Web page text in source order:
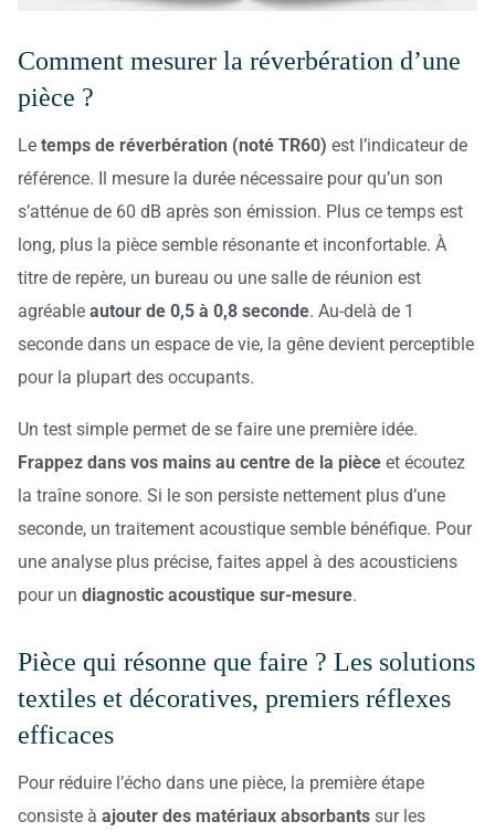
Comment mesurer la réverbération d’une
pièce ?
Le temps de réverbération (noté TR60) est l’indicateur de
référence. Il mesure la durée nécessaire pour qu’un son
s’atténue de 60 dB après son émission. Plus ce temps est
long, plus la pièce semble résonante et inconfortable. À
titre de repère, un bureau ou une salle de réunion est
agréable autour de 0,5 à 0,8 seconde. Au-delà de 1
seconde dans un espace de vie, la gêne devient perceptible
pour la plupart des occupants.
Un test simple permet de se faire une première idée.
Frappez dans vos mains au centre de la pièce et écoutez
la traîne sonore. Si le son persiste nettement plus d’une
seconde, un traitement acoustique semble bénéfique. Pour
une analyse plus précise, faites appel à des acousticiens
pour un diagnostic acoustique sur-mesure.
Pièce qui résonne que faire ? Les solutions
textiles et décoratives, premiers réflexes
efficaces
Pour réduire l’écho dans une pièce, la première étape
consiste à ajouter des matériaux absorbants sur les